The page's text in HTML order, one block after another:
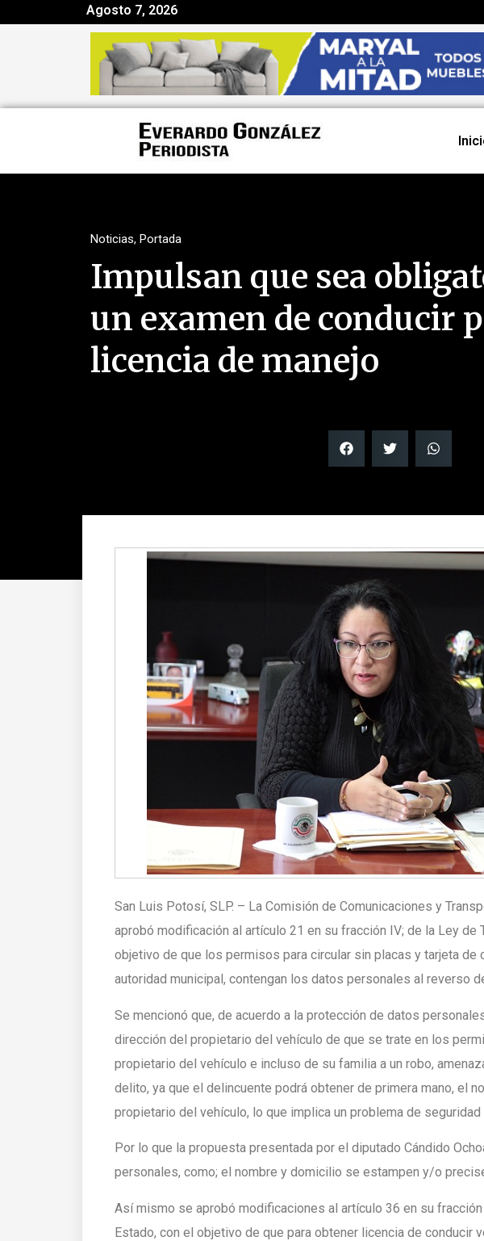
Agosto 7, 2026
Noticias, Portada
Impulsan que sea
un examen de conducir
licencia de manejo
San Luis Potosí, SLP. – La Comisión de Comunicaciones y
aprobó modificación al artículo 21 en su fracción IV; de la Ley de
objetivo de que los permisos para circular sin placas y tarjeta de
autoridad municipal, contengan los datos personales al reverso
Se mencionó que, de acuerdo a la protección de datos
dirección del propietario del vehículo de que se trate en los
propietario del vehículo e incluso de su familia a un robo,
delito, ya que el delincuente podrá obtener de primera mano, el
propietario del vehículo, lo que implica un problema de seguridad
Por lo que la propuesta presentada por el diputado Cándido
personales, como; el nombre y domicilio se estampen y/o
Así mismo se aprobó modificaciones al artículo 36 en su
Estado, con el objetivo de que para obtener licencia de conducir